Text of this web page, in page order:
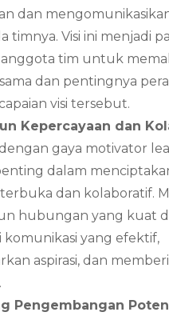
dan
timnya. Visi ini menjadi
anggota tim untuk
dan pentingnya
visi tersebut.
Kepercayaan dan
gaya motivator
dalam
dan kolaboratif.
hubungan yang kuat
yang efektif,
aspirasi, dan memberi
Pengembangan